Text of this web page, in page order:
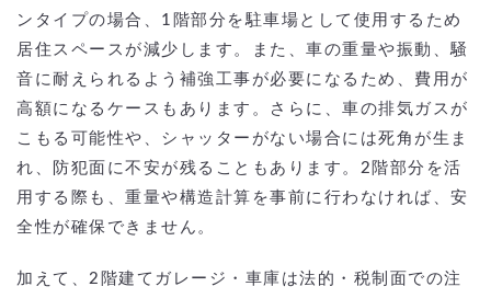
ンタイプの場合、1階部分を駐車場として使用するため
居住スペースが減少します。また、車の重量や振動、騒
音に耐えられるよう補強工事が必要になるため、費用が
高額になるケースもあります。さらに、車の排気ガスが
こもる可能性や、シャッターがない場合には死角が生ま
れ、防犯面に不安が残ることもあります。2階部分を活
用する際も、重量や構造計算を事前に行わなければ、安
全性が確保できません。
加えて、2階建てガレージ・車庫は法的・税制面での注